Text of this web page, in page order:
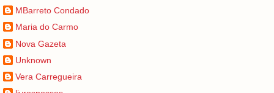
MBarreto Condado
Maria do Carmo
Nova Gazeta
Unknown
Vera Carregueira